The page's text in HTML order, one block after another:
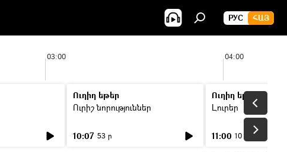
РУС ՀԱՅ
03:00 04:00
Ուղիղ եթեր
Ուրիշ նորություններ
10:07 53 ր
Ուղիղ եթեր
Լուրեր
11:00 10 ր